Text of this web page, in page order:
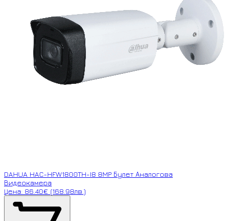
DAHUA HAC-HFW1800TH-I8 8MP Булет Аналогова
Видеокамера
Цена: 86.40€ (168.98лв.)